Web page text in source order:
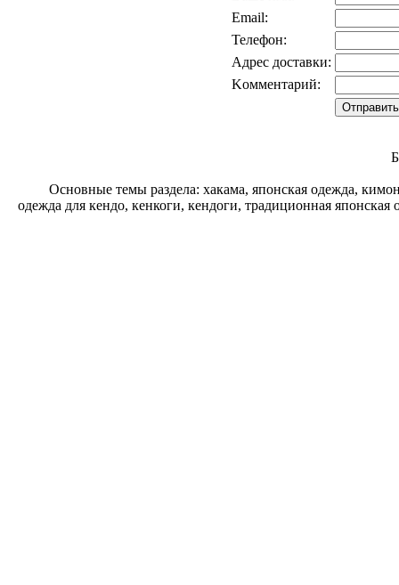
Email:
Телефон:
Адрес доставки:
Kомментарий:
Основные темы раздела: хакама, японская одежда,
одежда для кендо, кенкоги, кендоги, традиционная